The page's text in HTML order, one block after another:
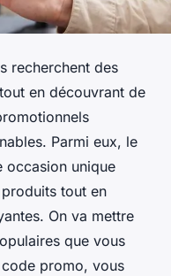
recherchent des
en découvrant de
Parmi eux, le
occasion unique
tout en
On va mettre
que vous
promo, vous